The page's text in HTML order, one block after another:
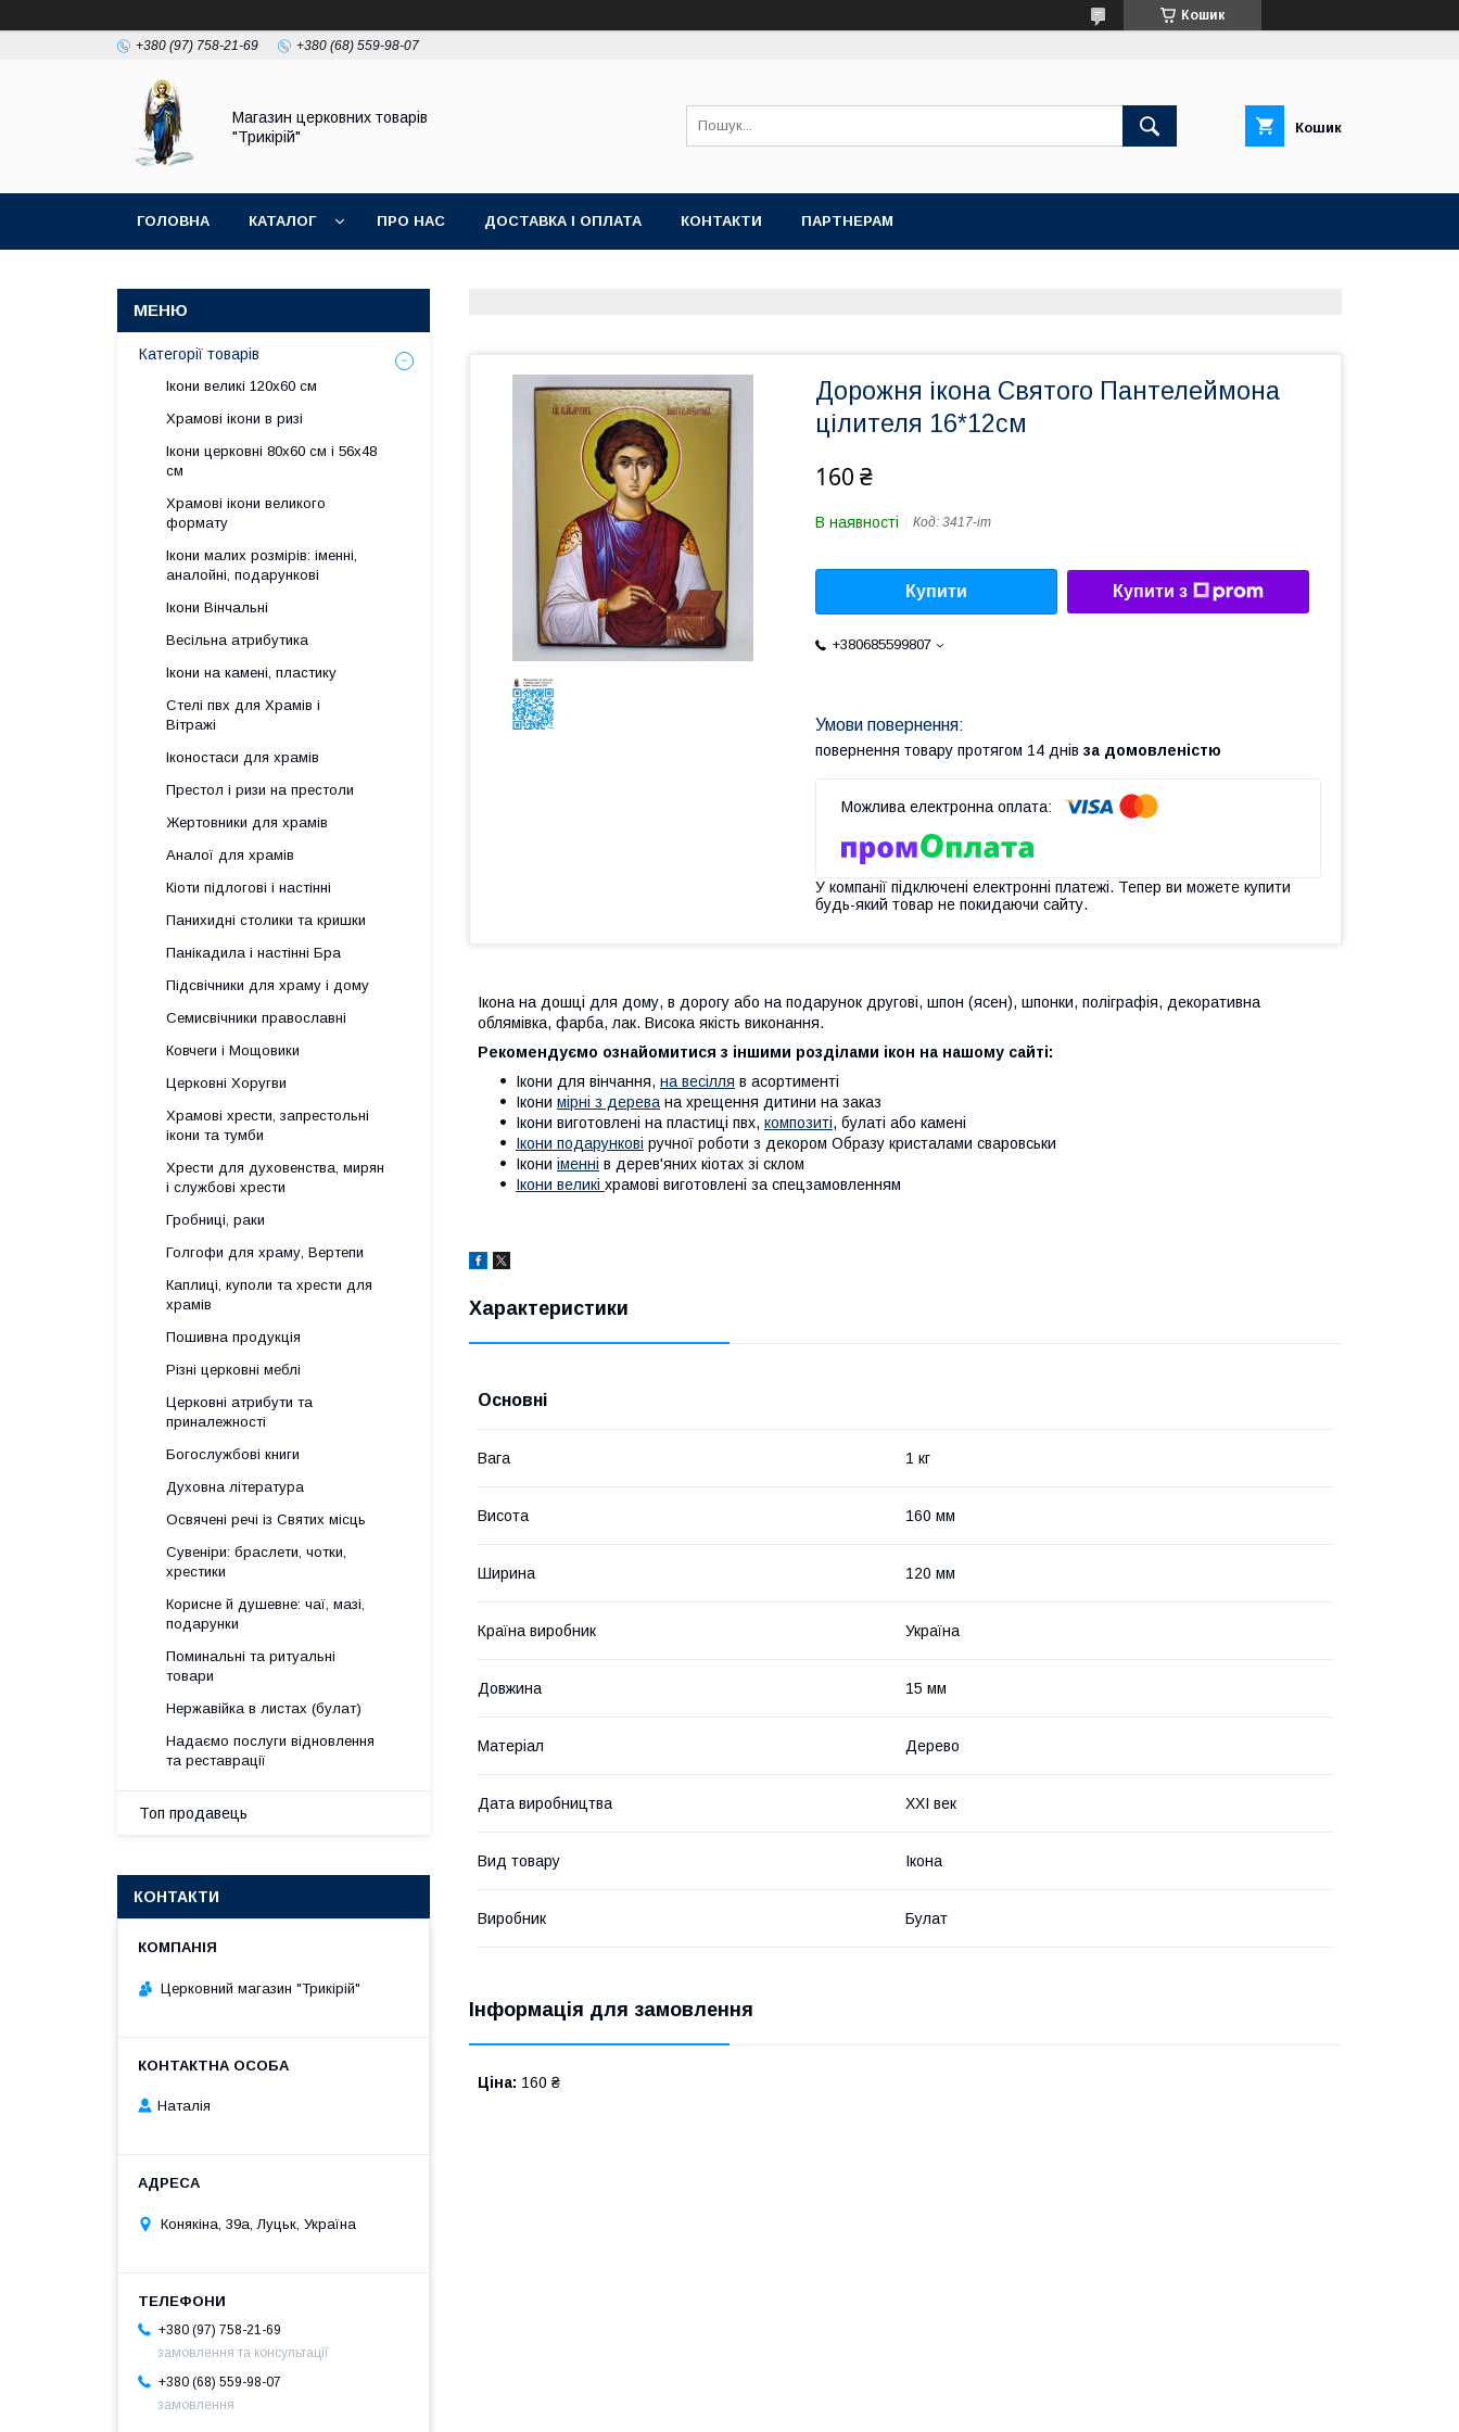
Кошик
+380 (97) 758-21-69 +380 (68) 559-98-07
Магазин церковних товарів
"Трикірій"
Кошик
ГОЛОВНА КАТАЛОГ ПРО НАС ДОСТАВКА І ОПЛАТА КОНТАКТИ ПАРТНЕРАМ
Дорожня ікона Святого Пантелеймона
цілителя 16*12см
160 ₴
В наявності Код: 3417-im
Купити Купити з
+380685599807
повернення товару протягом 14 днів за домовленістю
У компанії підключені електронні платежі. Тепер ви можете купити
будь-який товар не покидаючи сайту.
Ікона на дошці для дому, в дорогу або на подарунок другові, шпон (ясен), шпонки, поліграфія, декоративна
облямівка, фарба, лак. Висока якість виконання.
Рекомендуємо ознайомитися з іншими розділами ікон на нашому сайті:
Ікони для вінчання, на весілля в асортименті
Ікони мірні з дерева на хрещення дитини на заказ
Ікони виготовлені на пластиці пвх, композиті, булаті або камені
Ікони подарункові ручної роботи з декором Образу кристалами сваровськи
Ікони іменні в дерев'яних кіотах зі склом
Ікони великі храмові виготовлені за спецзамовленням
Характеристики
Основні
Вага 1 кг
Висота 160 мм
Ширина 120 мм
Країна виробник Україна
Довжина 15 мм
Матеріал Дерево
Дата виробництва XXI век
Вид товару Ікона
Виробник Булат
Інформація для замовлення
Ціна: 160 ₴
Категорії товарів
Ікони великі 120х60 см
Храмові ікони в ризі
Ікони церковні 80х60 см і 56х48
см
Храмові ікони великого
формату
Ікони малих розмірів: іменні,
аналойні, подарункові
Ікони Вінчальні
Весільна атрибутика
Ікони на камені, пластику
Стелі пвх для Храмів і
Вітражі
Іконостаси для храмів
Престол і ризи на престоли
Жертовники для храмів
Аналої для храмів
Кіоти підлогові і настінні
Панихидні столики та кришки
Панікадила і настінні Бра
Підсвічники для храму і дому
Семисвічники православні
Ковчеги і Мощовики
Церковні Хоругви
Храмові хрести, запрестольні
ікони та тумби
Хрести для духовенства, мирян
і службові хрести
Гробниці, раки
Голгофи для храму, Вертепи
Каплиці, куполи та хрести для
храмів
Пошивна продукція
Різні церковні меблі
Церковні атрибути та
приналежності
Богослужбові книги
Духовна література
Освячені речі із Святих місць
Сувеніри: браслети, чотки,
хрестики
Корисне й душевне: чаї, мазі,
подарунки
Поминальні та ритуальні
товари
Нержавійка в листах (булат)
Надаємо послуги відновлення
та реставрації
Топ продавець
КОНТАКТИ
Церковний магазин "Трикірій"
Наталія
Конякіна, 39а, Луцьк, Україна
+380 (97) 758-21-69
замовлення та консультації
+380 (68) 559-98-07
замовлення